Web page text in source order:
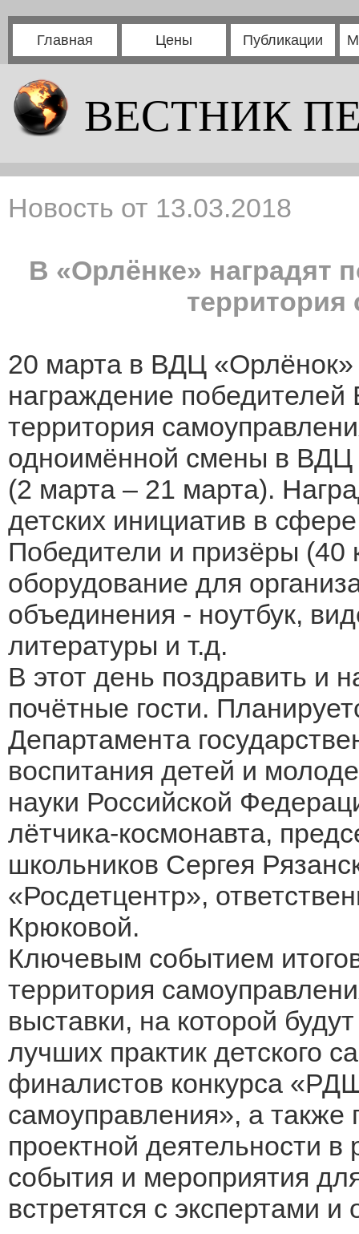
Главная Цены Публикации
ВЕСТНИК
Новость от 13.03.2018
В «Орлёнке» наградят
территория
20 марта в ВДЦ «Орлёнок»
награждение победителей
территория
одноимённой смены в ВДЦ
(2 марта – 21 марта).
детских инициатив в
Победители и призёры (40
оборудование для
объединения - ноутбук,
литературы и т.д.
В этот день поздравить и
почётные гости.
Департамента
воспитания детей и
науки Российской
лётчика-космонавта,
школьников Сергея
«Росдетцентр»,
Крюковой.
Ключевым событием
территория
выставки, на которой
лучших практик детского
финалистов конкурса
самоуправления», а также
проектной деятельности
события и мероприятия
встретятся с экспертами